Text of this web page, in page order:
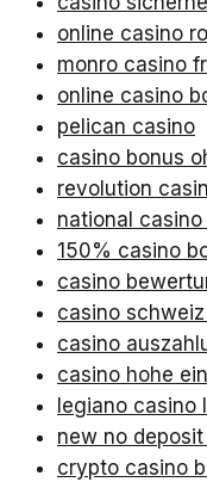
online casino
monro casino
online casino
pelican casino
casino bonus
revolution
national casino
150% casino
casino
casino
casino
casino hohe
legiano casino
new no
crypto casino